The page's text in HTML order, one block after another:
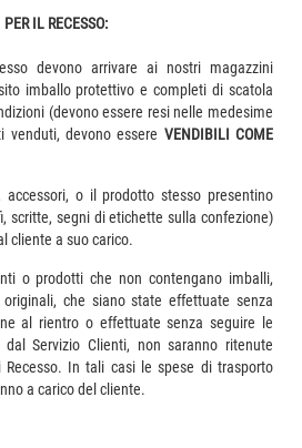
IL RECESSO:
devono arrivare ai nostri magazzini
imballo protettivo e completi di scatola
(devono essere resi nelle medesime
venduti, devono essere VENDIBILI COME
accessori, o il prodotto stesso presentino
scritte, segni di etichette sulla confezione)
cliente a suo carico.
o prodotti che non contengano imballi,
che siano state effettuate senza
al rientro o effettuate senza seguire le
Servizio Clienti, non saranno ritenute
In tali casi le spese di trasporto
a carico del cliente.